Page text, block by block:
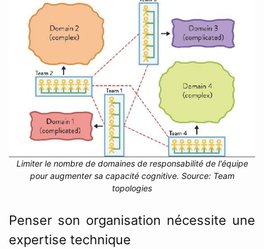
Limiter le nombre de domaines de responsabilité de l'équipe
pour augmenter sa capacité cognitive. Source: Team
topologies
Penser son organisation nécessite une
expertise technique